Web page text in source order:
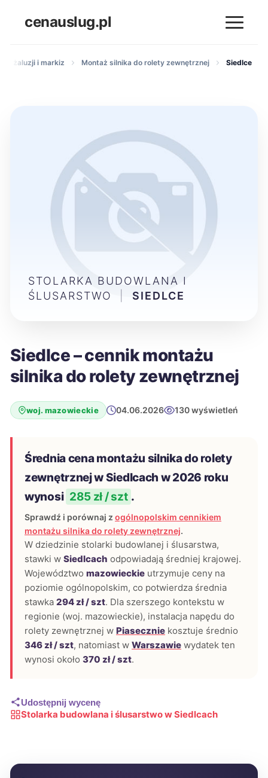
cenauslug.pl
żaluzji i markiz Montaż silnika do rolety zewnętrznej Siedlce
Siedlce – cennik montażu
silnika do rolety zewnętrznej
woj. mazowieckie 04.06.2026 130 wyświetleń
Średnia cena montażu silnika do rolety
zewnętrznej w Siedlcach w 2026 roku
wynosi 285 zł / szt .
Sprawdź i porównaj z ogólnopolskim cennikiem
montażu silnika do rolety zewnętrznej.
W dziedzinie stolarki budowlanej i ślusarstwa,
stawki w Siedlcach odpowiadają średniej krajowej.
Województwo mazowieckie utrzymuje ceny na
poziomie ogólnopolskim, co potwierdza średnia
stawka 294 zł / szt. Dla szerszego kontekstu w
regionie (woj. mazowieckie), instalacja napędu do
rolety zewnętrznej w Piasecznie kosztuje średnio
346 zł / szt, natomiast w Warszawie wydatek ten
wynosi około 370 zł / szt.
Udostępnij wycenę
Stolarka budowlana i ślusarstwo w Siedlcach
STOLARKA BUDOWLANA I
ŚLUSARSTWO
SIEDLCE